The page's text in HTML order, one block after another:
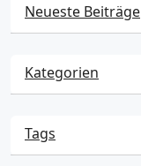
Neueste Beiträge
Kategorien
Tags